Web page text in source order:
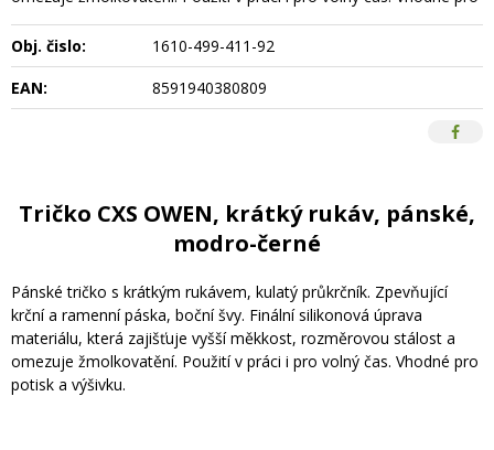
Obj. čislo:
1610-499-411-92
EAN:
8591940380809
Tričko CXS OWEN, krátký rukáv, pánské,
modro-černé
Pánské tričko s krátkým rukávem, kulatý průkrčník. Zpevňující
krční a ramenní páska, boční švy. Finální silikonová úprava
materiálu, která zajišťuje vyšší měkkost, rozměrovou stálost a
omezuje žmolkovatění. Použití v práci i pro volný čas. Vhodné pro
potisk a výšivku.